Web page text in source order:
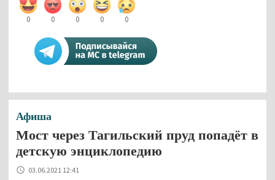
0 0 0 0 0
Афиша
Мост через Тагильский пруд попадёт в
детскую энциклопедию
03.06.2021 12:41